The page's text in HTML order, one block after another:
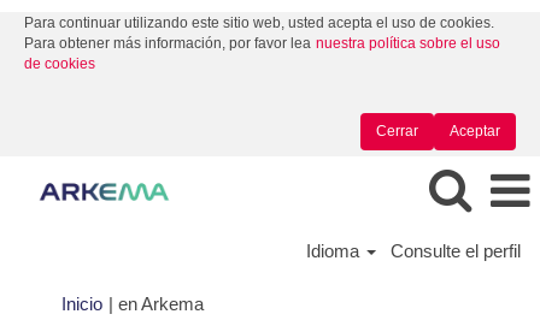
Para continuar utilizando este sitio web, usted acepta el uso de cookies.
Para obtener más información, por favor lea nuestra política sobre el uso
de cookies
Aceptar
Cerrar
Idioma Consulte el perfil
Inicio | en Arkema(página